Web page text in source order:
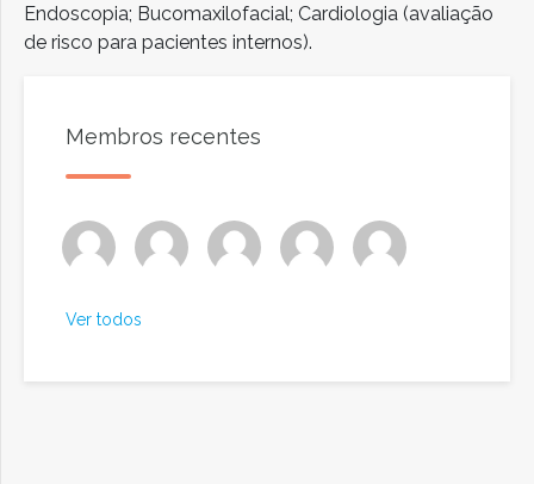
Endoscopia; Bucomaxilofacial; Cardiologia (avaliação
de risco para pacientes internos).
Membros recentes
Ver todos